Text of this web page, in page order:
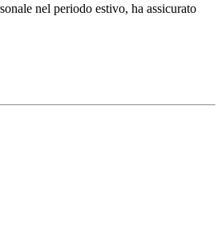
nel periodo estivo, ha assicurato